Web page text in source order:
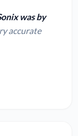
was by
accurate